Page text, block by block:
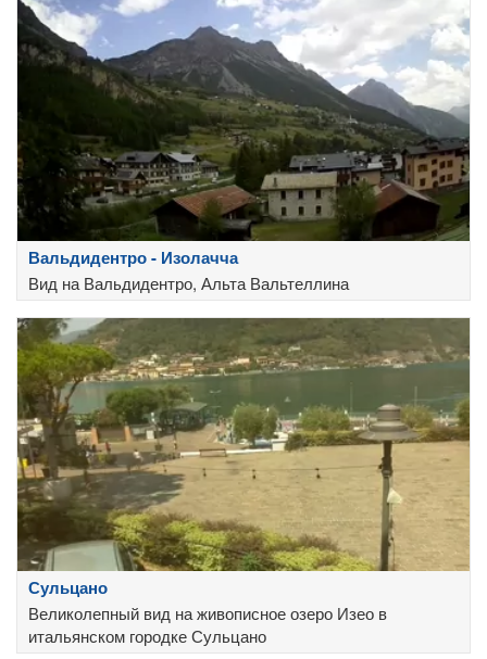
Вальдидентро - Изолачча
Вид на Вальдидентро, Альта Вальтеллина
Сульцано
Великолепный вид на живописное озеро Изео в
итальянском городке Сульцано